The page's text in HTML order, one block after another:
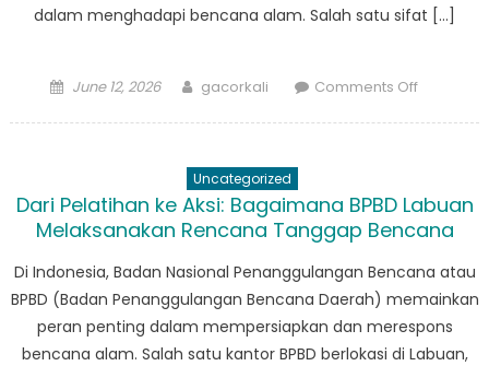
dalam menghadapi bencana alam. Salah satu sifat […]
Posted
June 12, 2026 Author
gacorkali Comments Offon
BPBD
Menes:
dan
Uncategorized
Dari Pelatihan ke Aksi: Bagaimana BPBD Labuan
Melaksanakan Rencana Tanggap Bencana
Di Indonesia, Badan Nasional Penanggulangan Bencana atau
BPBD (Badan Penanggulangan Bencana Daerah) memainkan
peran penting dalam mempersiapkan dan merespons
bencana alam. Salah satu kantor BPBD berlokasi di Labuan,